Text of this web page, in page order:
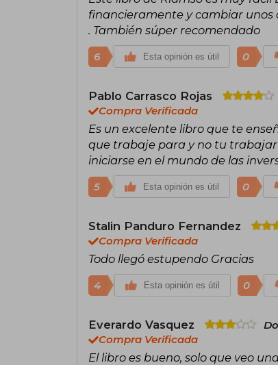
financieramente y cambiar unos
. También súper recomendado
6 Esta opinión es útil 0
Pablo Carrasco Rojas
Compra Verificada
Es un excelente libro que te
que trabaje para y no tu trabajar
iniciarse en el mundo de las
5 Esta opinión es útil 0
Stalin Panduro Fernandez
Compra Verificada
Todo llegó estupendo Gracias
4 Esta opinión es útil 0
Everardo Vasquez
Compra Verificada
El libro es bueno, solo que veo